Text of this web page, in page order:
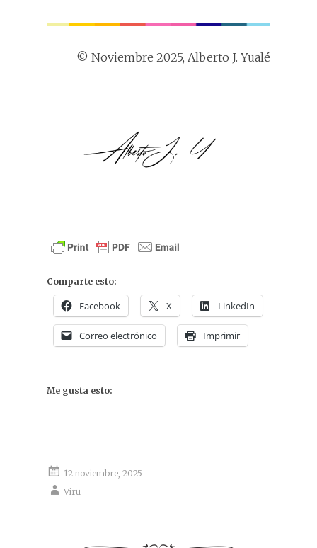
© Noviembre 2025, Alberto J. Yualé
Comparte esto:
Facebook X LinkedIn
Correo electrónico Imprimir
Me gusta esto:
12 noviembre, 2025
Viru